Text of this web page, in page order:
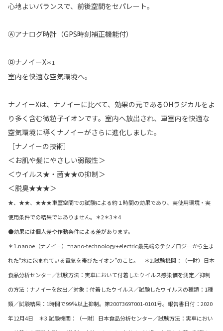
心地よいバランスで、前後空間をセパレート。
Ⓐアナログ時計（GPS時刻補正機能付）
ⒷナノイーX＊1
室内を快適な空気環境へ。
ナノイーXは、ナノイーに比べて、効果の元であるOHラジカルをよ
り多く含む微粒子イオンです。室内へ放出され、車室内を快適な
空気環境に導くナノイーがさらに進化しました。
［ナノイーの技術］
＜お肌や髪にやさしい弱酸性＞
＜ウイルス★・菌★★の抑制＞
＜脱臭★★★＞
★、★★、★★★車室空間での試験による約１時間の効果であり、実使用環境・実
使用条件での結果ではありません。＊2＊3＊4
●効果には個人差や作動条件による差があります。
＊1.nanoe（ナノイー）=nano-technology+electric最先端のテクノロジーから生ま
れた“水に包まれている電気を帯びたイオン”のこと。 ＊2.試験機関：（一財）日本
食品分析センター／試験方法：実車において付着したウイルス感染価を測定／抑制
の方法：ナノイーを放出／対象：付着したウイルス／試験したウイルスの種類：1種
類／試験結果：1時間で99％以上抑制。第20073697001-0101号。報告書日付：2020
年12月4日 ＊3.試験機関：（一財）日本食品分析センター／試験方法：実車におい